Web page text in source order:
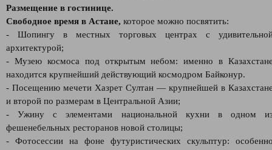
Размещение в гостинице.
Свободное время в Астане, которое можно посвятить:
- Шопингу в местных торговых центрах с
архитектурой;
- Музею космоса под открытым небом: именно в
находится крупнейший действующий космодром Байконур.
- Посещению мечети Хазрет Султан — крупнейшей в
и второй по размерам в Центральной Азии;
- Ужину с элементами национальной кухни в одном
фешенебельных ресторанов новой столицы;
- Фотосессии на фоне футуристических скульптур: